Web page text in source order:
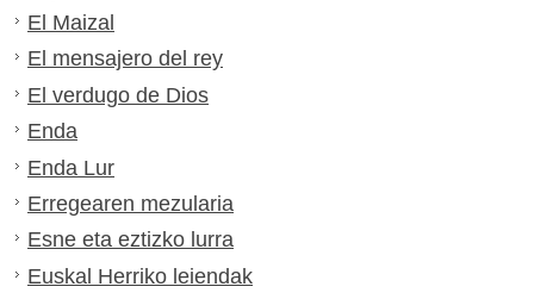
El Maizal
El mensajero del rey
El verdugo de Dios
Enda
Enda Lur
Erregearen mezularia
Esne eta eztizko lurra
Euskal Herriko leiendak